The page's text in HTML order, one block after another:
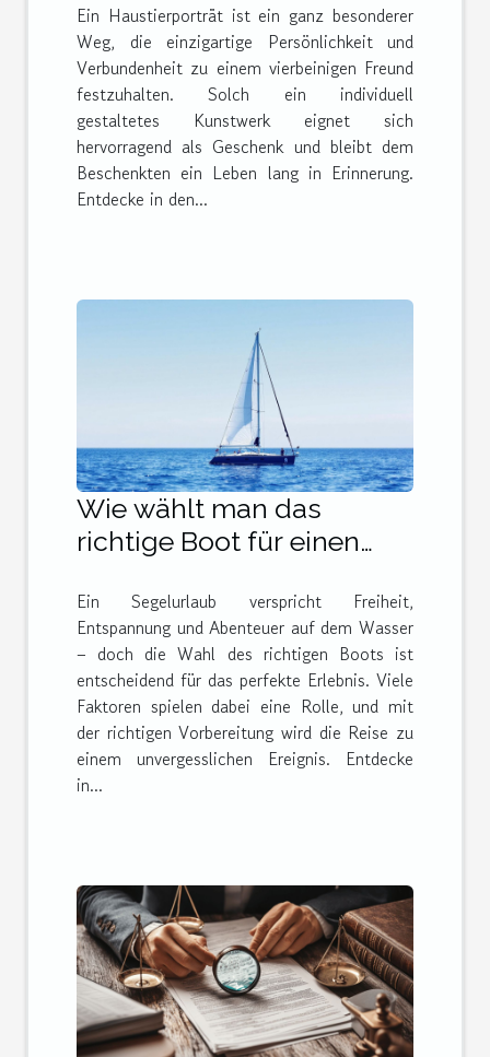
perfektes Geschenk
gestalten
Ein Haustierporträt ist ein ganz besonderer
Weg, die einzigartige Persönlichkeit und
Verbundenheit zu einem vierbeinigen Freund
festzuhalten. Solch ein individuell
gestaltetes Kunstwerk eignet sich
hervorragend als Geschenk und bleibt dem
Beschenkten ein Leben lang in Erinnerung.
Entdecke in den...
Wie wählt man das
richtige Boot für einen
Segelurlaub?
Ein Segelurlaub verspricht Freiheit,
Entspannung und Abenteuer auf dem Wasser
– doch die Wahl des richtigen Boots ist
entscheidend für das perfekte Erlebnis. Viele
Faktoren spielen dabei eine Rolle, und mit
der richtigen Vorbereitung wird die Reise zu
einem unvergesslichen Ereignis. Entdecke
in...